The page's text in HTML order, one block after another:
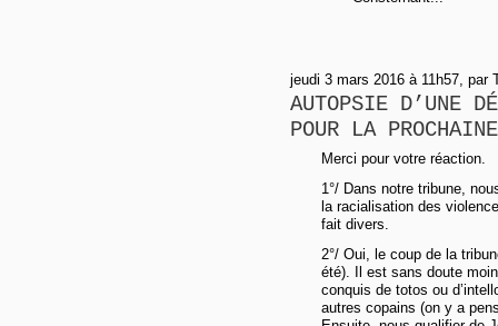
jeudi 3 mars 2016 à 11h57, par
AUTOPSIE D’UNE
POUR LA
Merci pour votre réaction.
1°/ Dans notre tribune,
la racialisation des
fait divers.
2°/ Oui, le coup de la
été). Il est sans doute
conquis de totos ou
autres copains (on y a